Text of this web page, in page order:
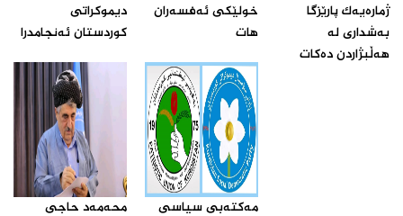
ژماره‌یه‌ك پارێزگا
به‌شداری له‌
هه‌ڵبژاردن ده‌كات‌
خولێکی ئەفسەران
هات‌
دیموكراتی
كوردستان ئه‌نجامدرا‌
مه‌كته‌بی سیاسی
محه‌مه‌د حاجی